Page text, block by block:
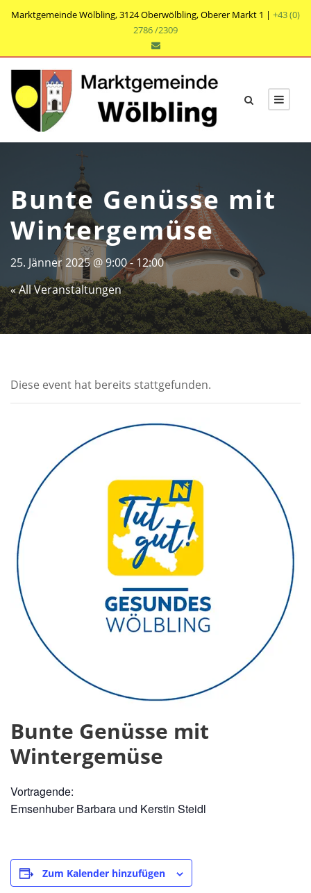
Marktgemeinde Wölbling, 3124 Oberwölbling, Oberer Markt 1 | +43 (0)
2786 /2309
Bunte Genüsse mit
Wintergemüse
25. Jänner 2025 @ 9:00-12:00
« All Veranstaltungen
Diese event hat bereits stattgefunden.
Bunte Genüsse mit
Wintergemüse
Vortragende:
Emsenhuber Barbara und Kerstin Steidl
Zum Kalender hinzufügen